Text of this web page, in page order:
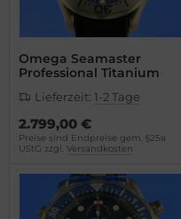
Omega Seamaster
Professional Titanium
Lieferzeit: 1-2 Tage
2.799,00 €
Preise sind Endpreise gem. §25a
UStG zzgl. Versandkosten